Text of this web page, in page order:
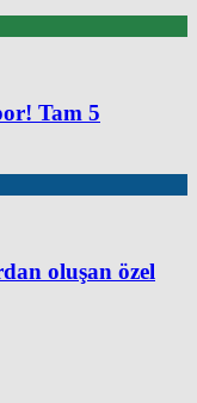
Tam 5
oluşan özel